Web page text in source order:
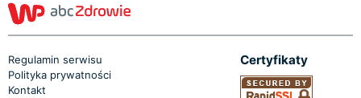
Regulamin serwisu
Polityka prywatności
Kontakt
Certyfikaty